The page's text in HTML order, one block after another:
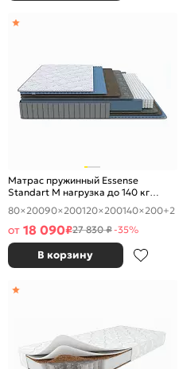
Матрас пружинный Essense
Standart M нагрузка до 140 кг
1800x2000
80×20090×200120×200140×200+2
от 18 090₽27 830 ₽-35%
В корзину